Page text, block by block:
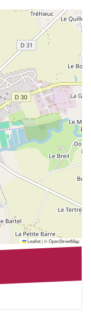
Leaflet|©OpenStreetMap